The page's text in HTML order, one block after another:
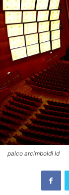
palco arcimboldi ld